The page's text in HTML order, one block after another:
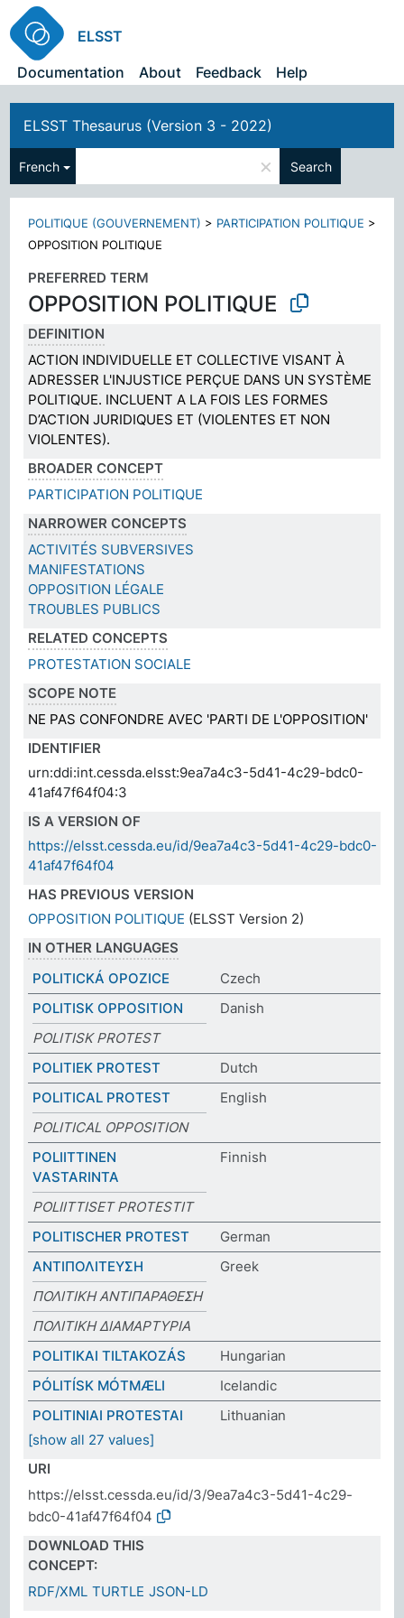
ELSST
Documentation
About Feedback Help
ELSST Thesaurus (Version 3 - 2022)
French × Search
POLITIQUE (GOUVERNEMENT) > PARTICIPATION POLITIQUE >
OPPOSITION POLITIQUE
PREFERRED TERM
OPPOSITION POLITIQUE
DEFINITION
ACTION INDIVIDUELLE ET COLLECTIVE VISANT À
ADRESSER L'INJUSTICE PERÇUE DANS UN SYSTÈME
POLITIQUE. INCLUENT A LA FOIS LES FORMES
D’ACTION JURIDIQUES ET (VIOLENTES ET NON
VIOLENTES).
BROADER CONCEPT
PARTICIPATION POLITIQUE
NARROWER CONCEPTS
ACTIVITÉS SUBVERSIVES
MANIFESTATIONS
OPPOSITION LÉGALE
TROUBLES PUBLICS
RELATED CONCEPTS
PROTESTATION SOCIALE
SCOPE NOTE
NE PAS CONFONDRE AVEC 'PARTI DE L'OPPOSITION'
IDENTIFIER
urn:ddi:int.cessda.elsst:9ea7a4c3-5d41-4c29-bdc0-
41af47f64f04:3
IS A VERSION OF
https://elsst.cessda.eu/id/9ea7a4c3-5d41-4c29-bdc0-
41af47f64f04
HAS PREVIOUS VERSION
OPPOSITION POLITIQUE (ELSST Version 2)
IN OTHER LANGUAGES
POLITICKÁ OPOZICE
Czech
POLITISK OPPOSITION
Danish
POLITISK PROTEST
POLITIEK PROTEST
Dutch
POLITICAL PROTEST
English
POLITICAL OPPOSITION
POLIITTINEN
VASTARINTA
Finnish
POLIITTISET PROTESTIT
POLITISCHER PROTEST
German
ΑΝΤΙΠΟΛΙΤΕΥΣΗ
Greek
ΠΟΛΙΤΙΚΗ ΑΝΤΙΠΑΡΑΘΕΣΗ
ΠΟΛΙΤΙΚΗ ΔΙΑΜΑΡΤΥΡΙΑ
POLITIKAI TILTAKOZÁS
Hungarian
PÓLITÍSK MÓTMÆLI
Icelandic
POLITINIAI PROTESTAI
Lithuanian
[show all 27 values]
URI
https://elsst.cessda.eu/id/3/9ea7a4c3-5d41-4c29-
bdc0-41af47f64f04
DOWNLOAD THIS
CONCEPT:
RDF/XML TURTLE JSON-LD